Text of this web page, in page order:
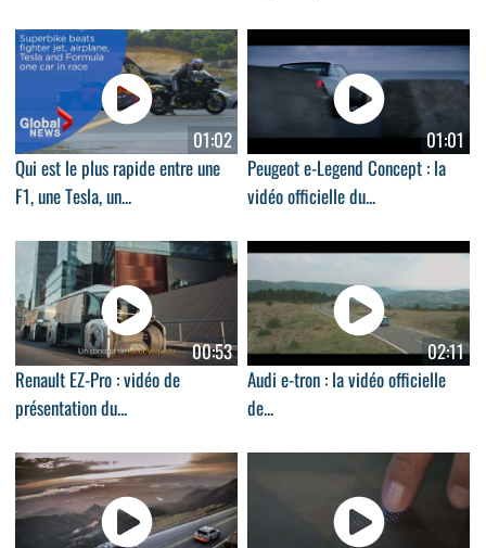
01:02
Qui est le plus rapide entre une
F1, une Tesla, un...
01:01
Peugeot e-Legend Concept : la
vidéo officielle du...
00:53
Renault EZ-Pro : vidéo de
présentation du...
02:11
Audi e-tron : la vidéo officielle
de...